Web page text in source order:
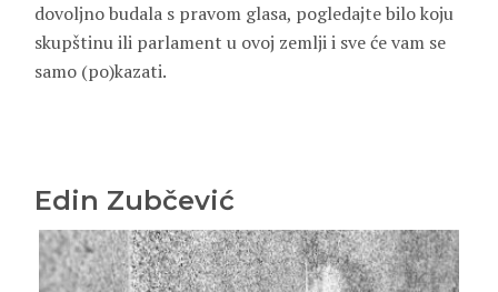
dovoljno budala s pravom glasa, pogledajte bilo koju
skupštinu ili parlament u ovoj zemlji i sve će vam se
samo (po)kazati.
Edin Zubčević